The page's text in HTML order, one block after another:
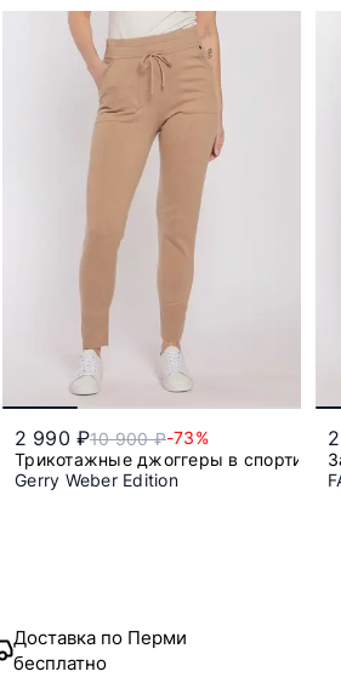
2 990 ₽10 900 ₽-73%
Трикотажные джоггеры в
Gerry Weber Edition
Доставка по Перми
бесплатно